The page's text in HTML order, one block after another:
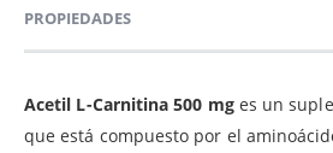
PROPIEDADES
Acetil L-Carnitina 500 mg es un
que está compuesto por el